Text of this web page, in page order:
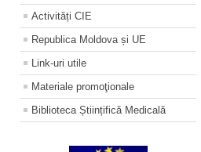
Activități CIE
Republica Moldova și UE
Link-uri utile
Materiale promoţionale
Biblioteca Științifică Medicală